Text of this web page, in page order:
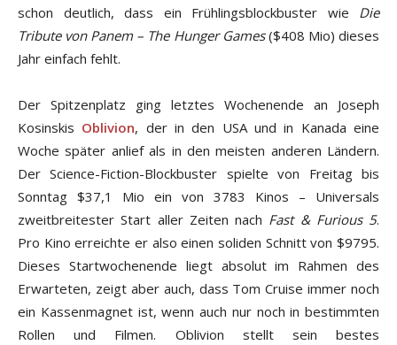
schon deutlich, dass ein Frühlingsblockbuster wie Die
Tribute von Panem – The Hunger Games($408 Mio) dieses
Jahr einfach fehlt.
Der Spitzenplatz ging letztes Wochenende an Joseph
Kosinskis Oblivion, der in den USA und in Kanada eine
Woche später anlief als in den meisten anderen Ländern.
Der Science-Fiction-Blockbuster spielte von Freitag bis
Sonntag $37,1 Mio ein von 3783 Kinos – Universals
zweitbreitester Start aller Zeiten nach Fast & Furious 5.
Pro Kino erreichte er also einen soliden Schnitt von $9795.
Dieses Startwochenende liegt absolut im Rahmen des
Erwarteten, zeigt aber auch, dass Tom Cruise immer noch
ein Kassenmagnet ist, wenn auch nur noch in bestimmten
Rollen und Filmen. Oblivion stellt sein bestes